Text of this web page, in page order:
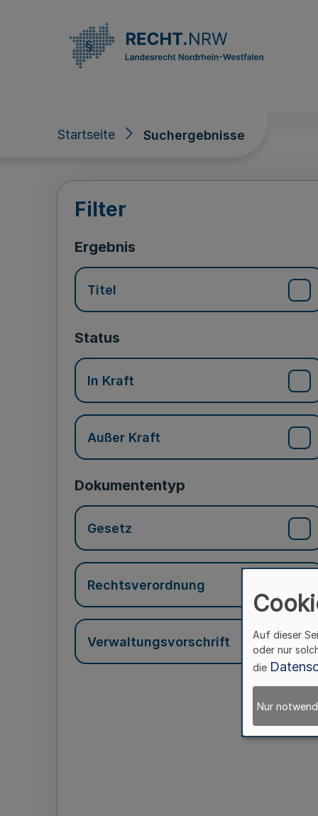
Startseite Suchergebnisse
Suchergebnisse
Filter
Ergebnis
Titel
Status
In Kraft
Außer Kraft
Dokumententyp
Gesetz
Rechtsverordnung
Verwaltungsvorschrift
Auf dieser
oder nur
die
Nur